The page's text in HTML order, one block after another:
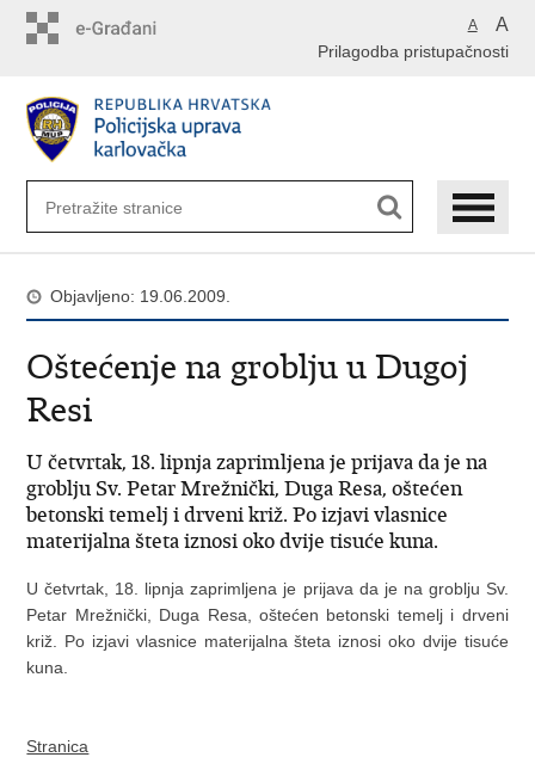
A A
Prilagodba pristupačnosti
Objavljeno: 19.06.2009.
Oštećenje na groblju u Dugoj
Resi
U četvrtak, 18. lipnja zaprimljena je prijava da je na
groblju Sv. Petar Mrežnički, Duga Resa, oštećen
betonski temelj i drveni križ. Po izjavi vlasnice
materijalna šteta iznosi oko dvije tisuće kuna.
U četvrtak, 18. lipnja zaprimljena je prijava da je na groblju Sv.
Petar Mrežnički, Duga Resa, oštećen betonski temelj i drveni
križ. Po izjavi vlasnice materijalna šteta iznosi oko dvije tisuće
kuna.
Stranica